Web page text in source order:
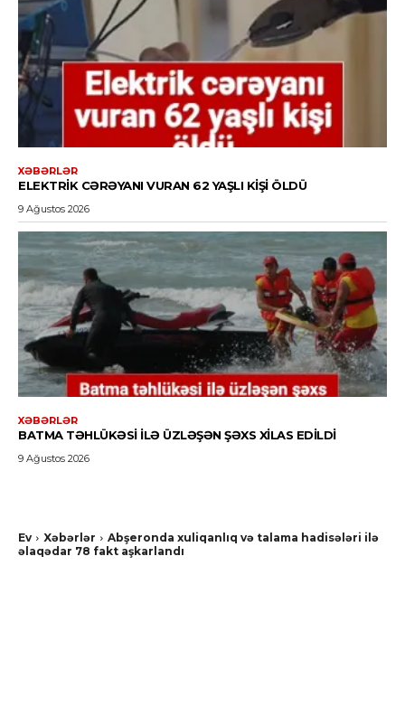
XƏBƏRLƏR
ELEKTRIK CƏRƏYANI VURAN 62 YAŞLI KIŞI ÖLDÜ
9 Ağustos 2026
XƏBƏRLƏR
BATMA TƏHLÜKƏSI ILƏ ÜZLƏŞƏN ŞƏXS XILAS EDILDI
9 Ağustos 2026